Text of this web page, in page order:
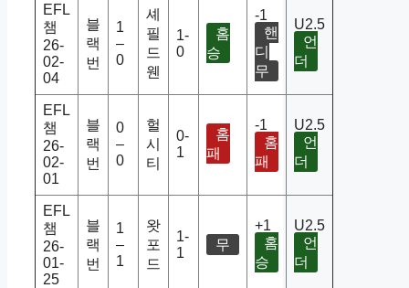
EFL
챔
26-
02-
04
블
랙
번
1
–
0
셰
필
드
웬
1-
0
홈
승
-1
핸
디
무
U2.5
언
더
EFL
챔
26-
02-
01
블
랙
번
0
–
0
헐
시
티
0-
1
홈
패
-1
홈
패
U2.5
언
더
EFL
챔
26-
01-
25
블
랙
번
1
–
1
왓
포
드
1-
1
무
+1
홈
승
U2.5
언
더